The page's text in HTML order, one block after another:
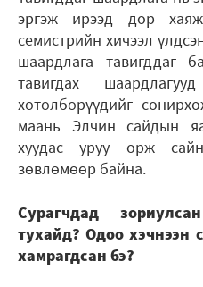
эргэж ирээд дор
семистрийн хичээл
шаардлага тавигддаг
тавигдах
хөтөлбөрүүдийг
маань Элчин сайдын
хуудас уруу орж
зөвлөмөөр байна.
Сурагчдад
тухайд? Одоо хэчнээн
хамрагдсан бэ?